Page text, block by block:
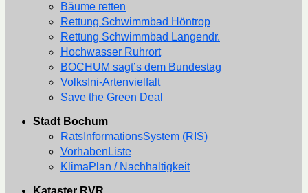
Bäume retten
Rettung Schwimmbad Höntrop
Rettung Schwimmbad Langendr.
Hochwasser Ruhrort
BOCHUM sagt’s dem Bundestag
VolksIni-Artenvielfalt
Save the Green Deal
Stadt Bochum
RatsInformationsSystem (RIS)
VorhabenListe
KlimaPlan / Nachhaltigkeit
Kataster RVR